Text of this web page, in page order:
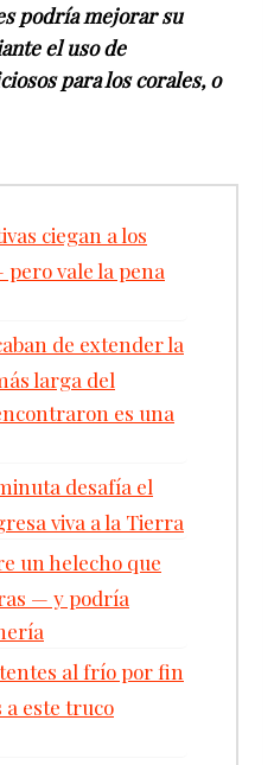
podría mejorar su
el uso de
para los corales, o
ciegan a los
vale la pena
de extender la
larga del
es una
desafía el
viva a la Tierra
un helecho que
— y podría
al frío por fin
a este truco